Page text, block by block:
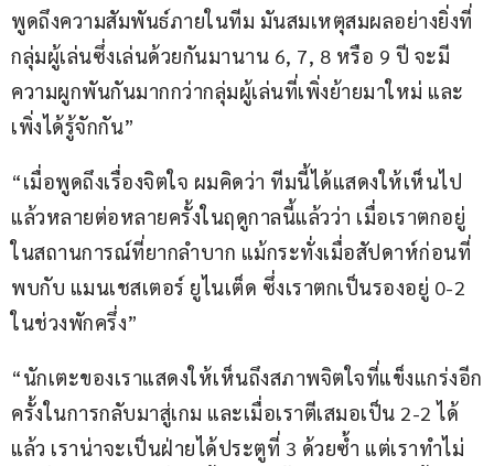
พูดถึงความสัมพันธ์ภายในทีม มันสมเหตุสมผลอย่างยิ่งที่
กลุ่มผู้เล่นซึ่งเล่นด้วยกันมานาน 6, 7, 8 หรือ 9 ปี จะมี
ความผูกพันกันมากกว่ากลุ่มผู้เล่นที่เพิ่งย้ายมาใหม่ และ
เพิ่งได้รู้จักกัน”
“เมื่อพูดถึงเรื่องจิตใจ ผมคิดว่า ทีมนี้ได้แสดงให้เห็นไป
แล้วหลายต่อหลายครั้งในฤดูกาลนี้แล้วว่า เมื่อเราตกอยู่
ในสถานการณ์ที่ยากลำบาก แม้กระทั่งเมื่อสัปดาห์ก่อนที่
พบกับ แมนเชสเตอร์ ยูไนเต็ด ซึ่งเราตกเป็นรองอยู่ 0-2
ในช่วงพักครึ่ง”
“นักเตะของเราแสดงให้เห็นถึงสภาพจิตใจที่แข็งแกร่งอีก
ครั้งในการกลับมาสู่เกม และเมื่อเราตีเสมอเป็น 2-2 ได้
แล้ว เราน่าจะเป็นฝ่ายได้ประตูที่ 3 ด้วยซ้ำ แต่เราทำไม่